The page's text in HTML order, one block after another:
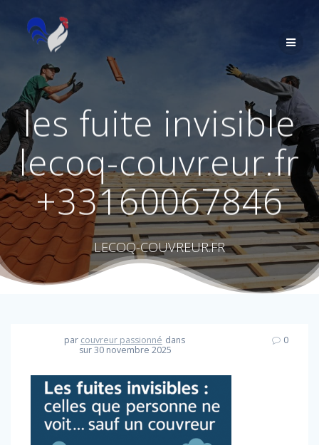
les fuite invisible
lecoq-couvreur.fr
+33160067846
LECOQ-COUVREUR.FR
par couvreur passionné dans
sur 30 novembre 2025
0